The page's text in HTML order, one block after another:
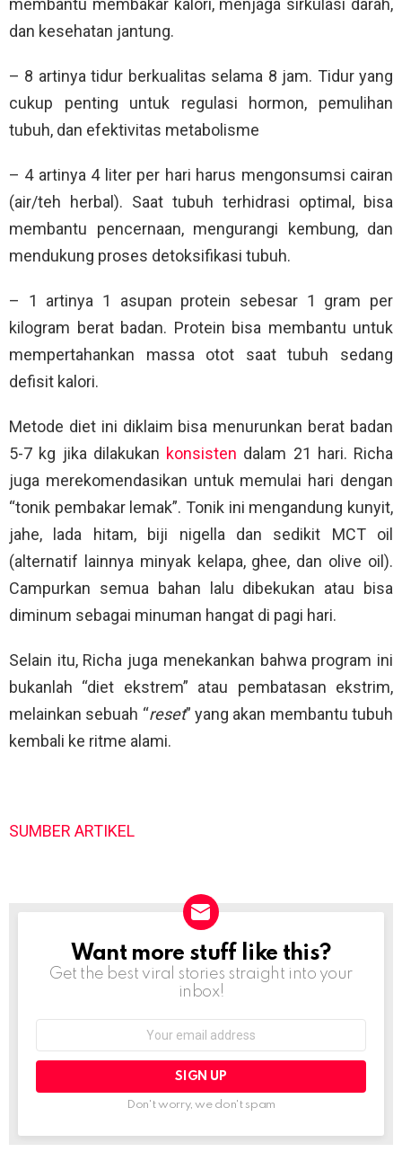
membantu membakar kalori, menjaga sirkulasi darah,
dan kesehatan jantung.
– 8 artinya tidur berkualitas selama 8 jam. Tidur yang
cukup penting untuk regulasi hormon, pemulihan
tubuh, dan efektivitas metabolisme
– 4 artinya 4 liter per hari harus mengonsumsi cairan
(air/teh herbal). Saat tubuh terhidrasi optimal, bisa
membantu pencernaan, mengurangi kembung, dan
mendukung proses detoksifikasi tubuh.
– 1 artinya 1 asupan protein sebesar 1 gram per
kilogram berat badan. Protein bisa membantu untuk
mempertahankan massa otot saat tubuh sedang
defisit kalori.
Metode diet ini diklaim bisa menurunkan berat badan
5-7 kg jika dilakukan konsisten dalam 21 hari. Richa
juga merekomendasikan untuk memulai hari dengan
“tonik pembakar lemak”. Tonik ini mengandung kunyit,
jahe, lada hitam, biji nigella dan sedikit MCT oil
(alternatif lainnya minyak kelapa, ghee, dan olive oil).
Campurkan semua bahan lalu dibekukan atau bisa
diminum sebagai minuman hangat di pagi hari.
Selain itu, Richa juga menekankan bahwa program ini
bukanlah “diet ekstrem” atau pembatasan ekstrim,
melainkan sebuah “reset” yang akan membantu tubuh
kembali ke ritme alami.
SUMBER ARTIKEL
NEWSLETTER
Want more stuff like this?
Get the best viral stories straight into your
inbox!
Don't worry, we don't spam